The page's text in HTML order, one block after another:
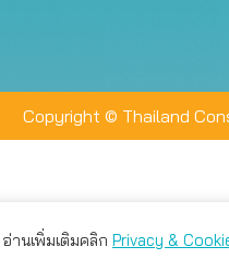
Copyright © Thailand
านเพิ่มเติมคลิก Privacy &
แก่ท่าน คุณสามารถเลือกตั้งค่า